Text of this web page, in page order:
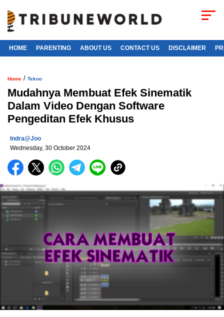
HOME PARENTING ABOUT US CONTACT US DISCLAIMER
Home / Tekno
Mudahnya Membuat Efek Sinematik
Dalam Video Dengan Software
Pengeditan Efek Khusus
Indra@joo
Wednesday, 30 October 2024